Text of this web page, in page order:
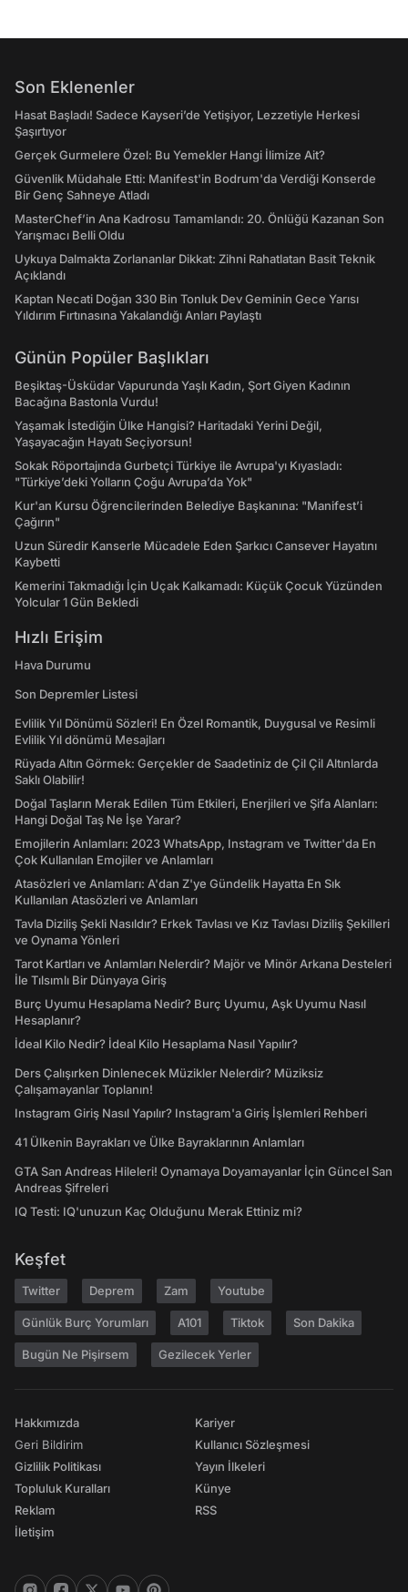
Son Eklenenler
Hasat Başladı! Sadece Kayseri’de Yetişiyor, Lezzetiyle Herkesi
Şaşırtıyor
Gerçek Gurmelere Özel: Bu Yemekler Hangi İlimize Ait?
Güvenlik Müdahale Etti: Manifest'in Bodrum'da Verdiği Konserde
Bir Genç Sahneye Atladı
MasterChef’in Ana Kadrosu Tamamlandı: 20. Önlüğü Kazanan Son
Yarışmacı Belli Oldu
Uykuya Dalmakta Zorlananlar Dikkat: Zihni Rahatlatan Basit Teknik
Açıklandı
Kaptan Necati Doğan 330 Bin Tonluk Dev Geminin Gece Yarısı
Yıldırım Fırtınasına Yakalandığı Anları Paylaştı
Günün Popüler Başlıkları
Beşiktaş-Üsküdar Vapurunda Yaşlı Kadın, Şort Giyen Kadının
Bacağına Bastonla Vurdu!
Yaşamak İstediğin Ülke Hangisi? Haritadaki Yerini Değil,
Yaşayacağın Hayatı Seçiyorsun!
Sokak Röportajında Gurbetçi Türkiye ile Avrupa'yı Kıyasladı:
"Türkiye’deki Yolların Çoğu Avrupa’da Yok"
Kur'an Kursu Öğrencilerinden Belediye Başkanına: "Manifest’i
Çağırın"
Uzun Süredir Kanserle Mücadele Eden Şarkıcı Cansever Hayatını
Kaybetti
Kemerini Takmadığı İçin Uçak Kalkamadı: Küçük Çocuk Yüzünden
Yolcular 1 Gün Bekledi
Hızlı Erişim
Hava Durumu
Son Depremler Listesi
Evlilik Yıl Dönümü Sözleri! En Özel Romantik, Duygusal ve Resimli
Evlilik Yıl dönümü Mesajları
Rüyada Altın Görmek: Gerçekler de Saadetiniz de Çil Çil Altınlarda
Saklı Olabilir!
Doğal Taşların Merak Edilen Tüm Etkileri, Enerjileri ve Şifa Alanları:
Hangi Doğal Taş Ne İşe Yarar?
Emojilerin Anlamları: 2023 WhatsApp, Instagram ve Twitter'da En
Çok Kullanılan Emojiler ve Anlamları
Atasözleri ve Anlamları: A'dan Z'ye Gündelik Hayatta En Sık
Kullanılan Atasözleri ve Anlamları
Tavla Diziliş Şekli Nasıldır? Erkek Tavlası ve Kız Tavlası Diziliş Şekilleri
ve Oynama Yönleri
Tarot Kartları ve Anlamları Nelerdir? Majör ve Minör Arkana Desteleri
İle Tılsımlı Bir Dünyaya Giriş
Burç Uyumu Hesaplama Nedir? Burç Uyumu, Aşk Uyumu Nasıl
Hesaplanır?
İdeal Kilo Nedir? İdeal Kilo Hesaplama Nasıl Yapılır?
Ders Çalışırken Dinlenecek Müzikler Nelerdir? Müziksiz
Çalışamayanlar Toplanın!
Instagram Giriş Nasıl Yapılır? Instagram'a Giriş İşlemleri Rehberi
41 Ülkenin Bayrakları ve Ülke Bayraklarının Anlamları
GTA San Andreas Hileleri! Oynamaya Doyamayanlar İçin Güncel San
Andreas Şifreleri
IQ Testi: IQ'unuzun Kaç Olduğunu Merak Ettiniz mi?
Keşfet
Twitter Deprem Zam Youtube
Günlük Burç Yorumları A101 Tiktok Son Dakika
Bugün Ne Pişirsem Gezilecek Yerler
Hakkımızda
Geri Bildirim
Gizlilik Politikası
Topluluk Kuralları
Reklam
İletişim
Kariyer
Kullanıcı Sözleşmesi
Yayın İlkeleri
Künye
RSS